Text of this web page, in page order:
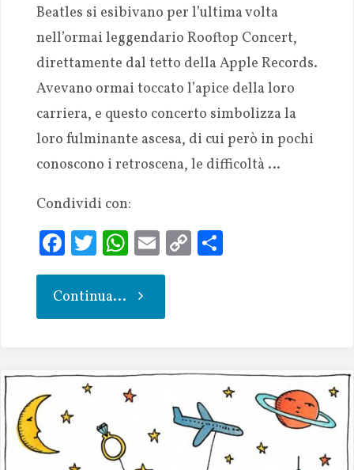
Beatles si esibivano per l’ultima volta
nell’ormai leggendario Rooftop Concert,
direttamente dal tetto della Apple Records.
Avevano ormai toccato l’apice della loro
carriera, e questo concerto simbolizza la
loro fulminante ascesa, di cui però in pochi
conoscono i retroscena, le difficoltà …
Condividi con:
Fa
ce
b
oo
T
w
it
te
W
h
at
s
p
p
E
m
l
C
n
k
S
Continua...